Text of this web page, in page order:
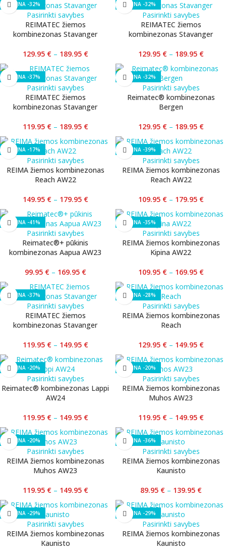
-32%
Pasirinkti savybes
REIMATEC žiemos
kombinezonas Stavanger
129.95 € – 189.95 €
-32%
Pasirinkti savybes
REIMATEC žiemos
kombinezonas Stavanger
129.95 € – 189.95 €
-37%
Pasirinkti savybes
REIMATEC žiemos
kombinezonas Stavanger
119.95 € – 189.95 €
-32%
Pasirinkti savybes
Reimatec® kombinezonas
Bergen
129.95 € – 189.95 €
-17%
Pasirinkti savybes
REIMA žiemos kombinezonas
Reach AW22
149.95 € – 179.95 €
-39%
Pasirinkti savybes
REIMA žiemos kombinezonas
Reach AW22
109.95 € – 179.95 €
-41%
Pasirinkti savybes
Reimatec®+ pūkinis
kombinezonas Aapua AW23
99.95 € – 169.95 €
-35%
Pasirinkti savybes
REIMA žiemos kombinezonas
Kipina AW22
109.95 € – 169.95 €
-37%
Pasirinkti savybes
REIMATEC žiemos
kombinezonas Stavanger
119.95 € – 149.95 €
-28%
Pasirinkti savybes
REIMA žiemos kombinezonas
Reach
129.95 € – 149.95 €
-20%
Pasirinkti savybes
Reimatec® kombinezonas Lappi
AW24
119.95 € – 149.95 €
-20%
Pasirinkti savybes
REIMA žiemos kombinezonas
Muhos AW23
119.95 € – 149.95 €
-20%
Pasirinkti savybes
REIMA žiemos kombinezonas
Muhos AW23
119.95 € – 149.95 €
-36%
Pasirinkti savybes
REIMA žiemos kombinezonas
Kaunisto
89.95 € – 139.95 €
-29%
Pasirinkti savybes
REIMA žiemos kombinezonas
Kaunisto
-29%
Pasirinkti savybes
REIMA žiemos kombinezonas
Kaunisto